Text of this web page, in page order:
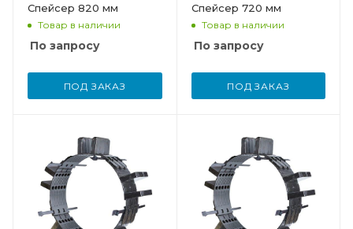
Спейсер 820 мм
Товар в наличии
По запросу
ПОД ЗАКАЗ
Спейсер 720 мм
Товар в наличии
По запросу
ПОД ЗАКАЗ